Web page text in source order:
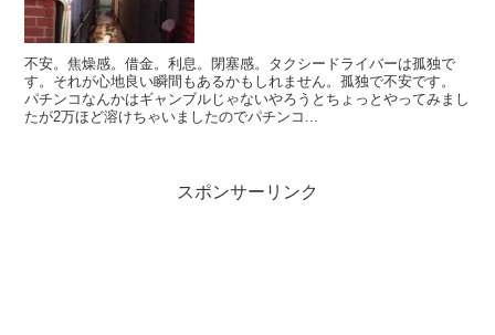
不安。焦燥感。借金。利息。閉塞感。タクシードライバーは孤独で
す。それが心地良い瞬間もあるかもしれません。孤独で不安です。
パチンコなんかはギャンブルじゃないやろうとちょっとやってみまし
たが2万ほど溶けちゃいましたのでパチンコ...
スポンサーリンク